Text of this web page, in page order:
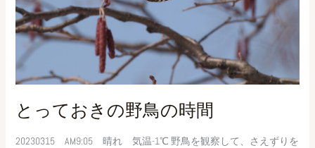
とっておきの野鳥の時間
20230315 AM9:05 晴れ 気温-1℃ 野鳥を観察して、さえずりを
鳥
の
間